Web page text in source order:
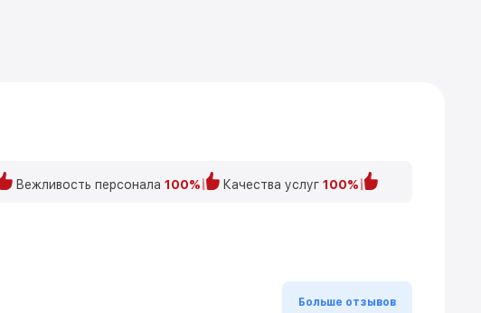
Вежливость персонала 100% Качества услуг 100%
Больше отзывов